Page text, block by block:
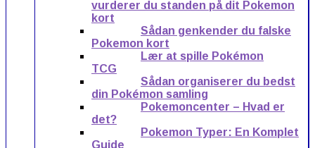
vurderer du standen på dit Pokemon
kort
Sådan genkender du falske
Pokemon kort
Lær at spille Pokémon
TCG
Sådan organiserer du bedst
din Pokémon samling
Pokemoncenter – Hvad er
det?
Pokemon Typer: En Komplet
Guide